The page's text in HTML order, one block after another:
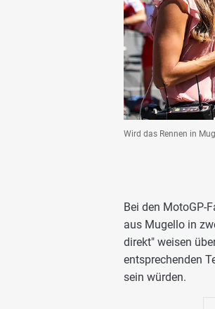
Wird das Rennen in
Bei den MotoGP-
aus Mugello in
direkt" weisen
entsprechenden
sein würden.